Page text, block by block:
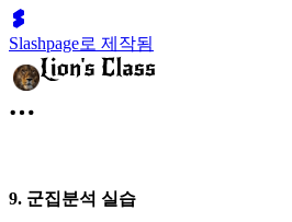
Slashpage로 제작됨
9. 군집분석 실습